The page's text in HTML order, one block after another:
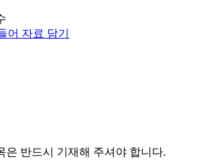
어 자료 담기
은 반드시 기재해 주셔야 합니다.